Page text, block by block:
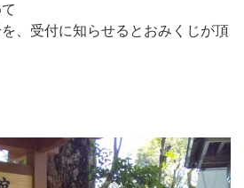
、受付に知らせるとおみくじが頂